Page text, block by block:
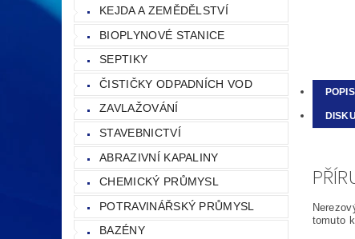
KEJDA A ZEMĚDĚLSTVÍ
BIOPLYNOVÉ STANICE
SEPTIKY
ČISTIČKY ODPADNÍCH VOD
ZAVLAŽOVÁNÍ
STAVEBNICTVÍ
ABRAZIVNÍ KAPALINY
CHEMICKÝ PRŮMYSL
POTRAVINÁŘSKÝ PRŮMYSL
BAZÉNY
POPIS
tomuto